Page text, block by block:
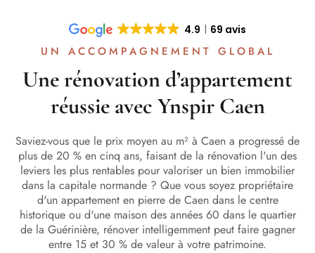
4.9 69 avis
UN ACCOMPAGNEMENT GLOBAL
Une rénovation d’appartement
réussie avec Ynspir Caen
Saviez-vous que le prix moyen au m² à Caen a progressé de
plus de 20 % en cinq ans, faisant de la rénovation l'un des
leviers les plus rentables pour valoriser un bien immobilier
dans la capitale normande ? Que vous soyez propriétaire
d'un appartement en pierre de Caen dans le centre
historique ou d'une maison des années 60 dans le quartier
de la Guérinière, rénover intelligemment peut faire gagner
entre 15 et 30 % de valeur à votre patrimoine.